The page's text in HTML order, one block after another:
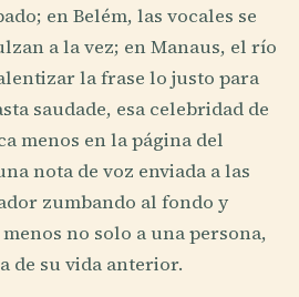
en Belém, las vocales se
a la vez; en Manaus, el río
la frase lo justo para
saudade, esa celebridad de
menos en la página del
nota de voz enviada a las
zumbando al fondo y
no solo a una persona,
de su vida anterior.